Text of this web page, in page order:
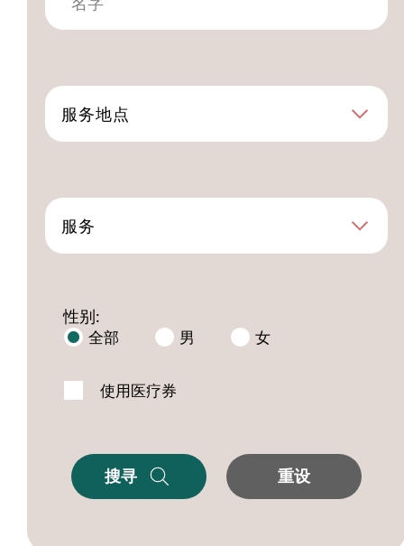
服务地点
服务
性别:
全部 男 女
使用医疗券
搜寻 重设